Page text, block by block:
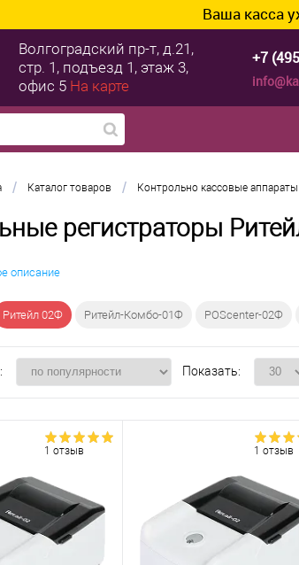
Ваша касса уже
Волгоградский пр-т, д.21,
стр. 1, подъезд 1, этаж 3,
офис 5 На карте
+7
/ Каталог товаров / Контрольно кассовые аппараты
регистраторы
описание
Ритейл 02Ф Ритейл-Комбо-01Ф POScenter-02Ф
Показать:
1 отзыв 1 отзыв